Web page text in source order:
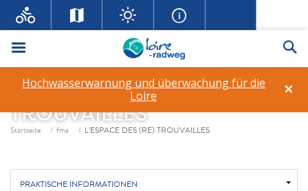
Menü
×
Hochwasserwarnung und überwachung für die
Loire
L’ESPACE DES (RE)
TROUVAILLES
Fil d'ariane
Startseite fma L’ESPACE DES (RE) TROUVAILLES
PRAKTISCHE INFORMATIONEN